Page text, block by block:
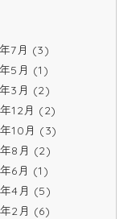
7月 (3)
5月 (1)
3月 (2)
12月 (2)
10月 (3)
8月 (2)
6月 (1)
4月 (5)
2月 (6)